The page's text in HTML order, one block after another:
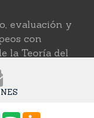
evaluación y
con
la Teoría del